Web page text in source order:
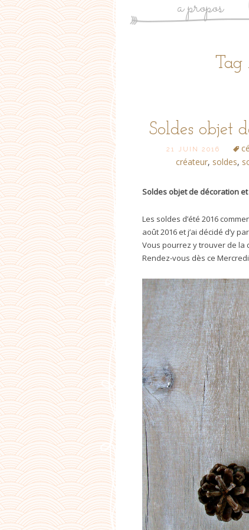
a propos
Tag
Soldes objet
21 JUIN 2016
créateur, soldes,
Soldes objet de décoration
Les soldes d’été 2016
août 2016 et j’ai décidé d’y
Vous pourrez y trouver de la
Rendez-vous dès ce